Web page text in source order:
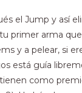
el Jump y así
primer arma
y a pelear, si
está guía
como